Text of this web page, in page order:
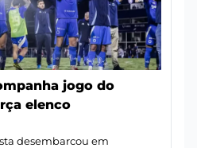
jogo do
elenco
desembarcou em